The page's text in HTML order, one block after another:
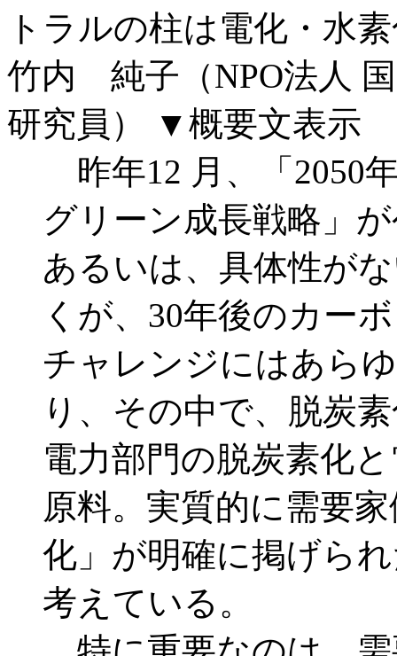
トラルの柱は電化・水
竹内 純子（NPO法人
研究員）
▼概要文表示
昨年12 月、「2050
グリーン成長戦略」
あるいは、具体性が
くが、30年後のカー
チャレンジにはあら
り、その中で、脱炭
電力部門の脱炭素化
原料。実質的に需要
化」が明確に掲げら
考えている。